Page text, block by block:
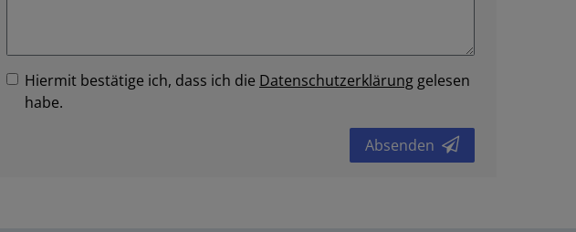
Hiermit bestätige ich, dass ich die Daten­schutz­erklärung gelesen
habe.
Absenden